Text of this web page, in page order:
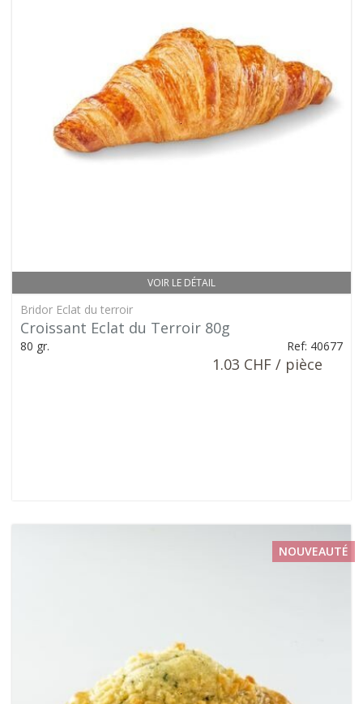
VOIR LE DÉTAIL
Bridor Eclat du terroir
Croissant Eclat du Terroir 80g
80 gr. Ref: 40677
1.03 CHF / pièce
NOUVEAUTÉ